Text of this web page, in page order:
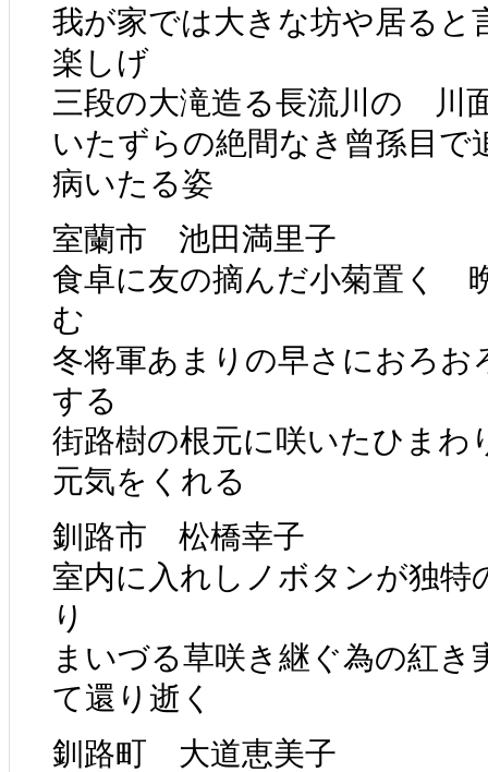
我が家では大きな坊や居る
楽しげ
三段の大滝造る長流川の 川
いたずらの絶間なき曾孫目
病いたる姿
室蘭市 池田満里子
食卓に友の摘んだ小菊置く
む
冬将軍あまりの早さにおろ
する
街路樹の根元に咲いたひま
元気をくれる
釧路市 松橋幸子
室内に入れしノボタンが独
り
まいづる草咲き継ぐ為の紅
て還り逝く
釧路町 大道恵美子